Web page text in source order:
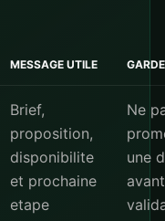
MESSAGE UTILE
Brief,
proposition,
disponibilite
et prochaine
etape
Ne
une
avant